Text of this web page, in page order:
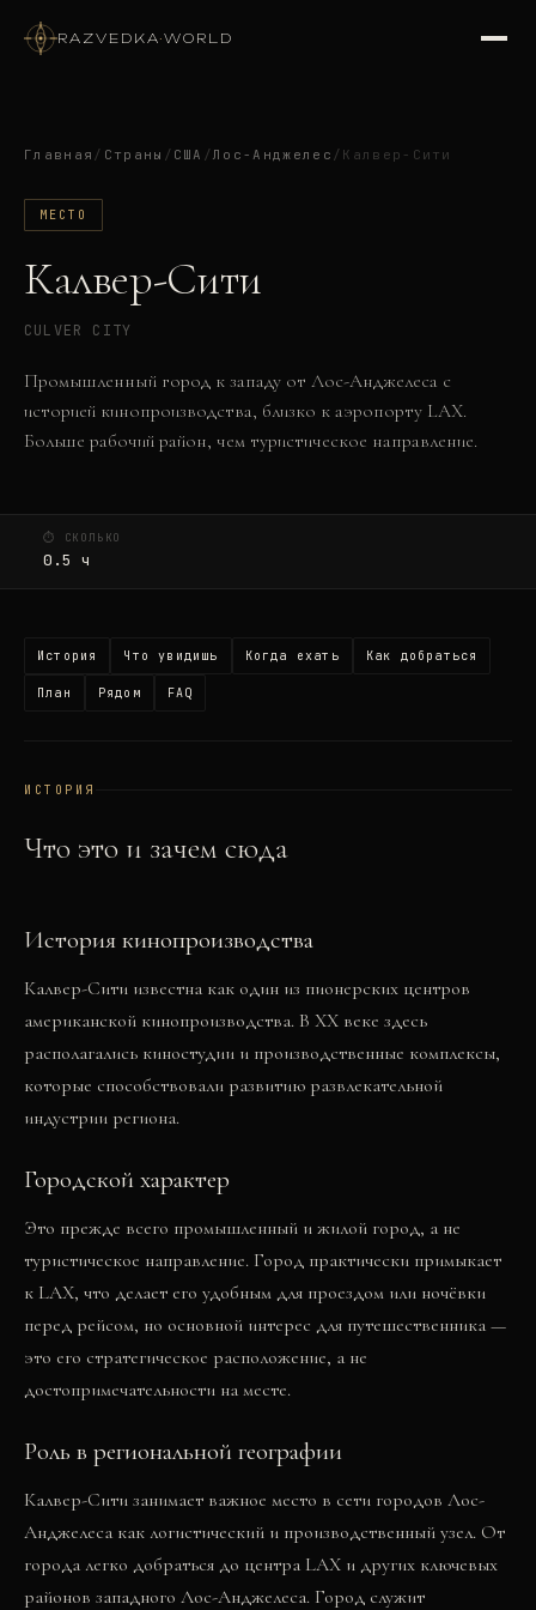
RAZVEDKA·WORLD
Главная / Страны / США /Лос-Анджелес / Калвер-Сити
МЕСТО
Калвер-Сити
CULVER CITY
Промышленный город к западу от Лос-Анджелеса с
историей кинопроизводства, близко к аэропорту LAX.
Больше рабочий район, чем туристическое направление.
⏱ СКОЛЬКО
0.5 ч
История Что увидишь Когда ехать Как добраться
План Рядом FAQ
ИСТОРИЯ
Что это и зачем сюда
История кинопроизводства
Калвер-Сити известна как один из пионерских центров
американской кинопроизводства. В XX веке здесь
располагались киностудии и производственные комплексы,
которые способствовали развитию развлекательной
индустрии региона.
Городской характер
Это прежде всего промышленный и жилой город, а не
туристическое направление. Город практически примыкает
к LAX, что делает его удобным для проездом или ночёвки
перед рейсом, но основной интерес для путешественника —
это его стратегическое расположение, а не
достопримечательности на месте.
Роль в региональной географии
Калвер-Сити занимает важное место в сети городов Лос-
Анджелеса как логистический и производственный узел. От
города легко добраться до центра LAX и других ключевых
районов западного Лос-Анджелеса. Город служит